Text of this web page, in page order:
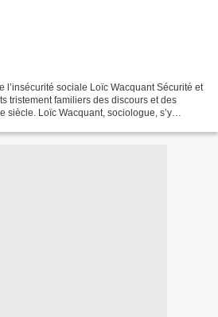
l’insécurité sociale Loïc Wacquant Sécurité et
tristement familiers des discours et des
siècle. Loïc Wacquant, sociologue, s’y